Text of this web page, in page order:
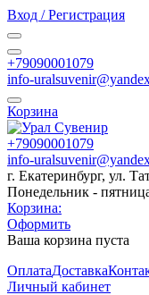
Вход / Регистрация
+79090001079
info-
Корзина
+79090001079
info-
г. Екатеринбург, ул.
Понедельник -
Корзина:
Оформить
Ваша корзина пуста
ОплатаДоставка
Личный кабинет